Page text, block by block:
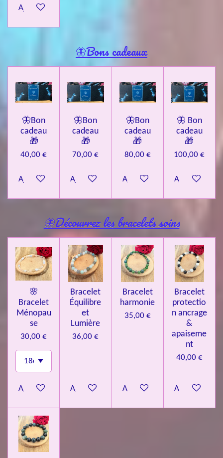
Ajouter au panier
🦋Bons cadeaux
🦋Bon
cadeau
🎁
40,00 €
Ajouter au panier
🦋Bon
cadeau
🎁
70,00 €
Ajouter au panier
🦋Bon
cadeau
🎁
80,00 €
Ajouter au panier
🦋 Bon
cadeau
🎁
100,00 €
Ajouter au
🦋Découvrez les bracelets soins
🌸
Bracelet
Ménopau
se
30,00 €
Ajouter au panier
Bracelet
Équilibre
et
Lumière
36,00 €
Ajouter au panier
Bracelet
harmonie
35,00 €
Ajouter au panier
Bracelet
protectio
n ancrage
&
apaiseme
nt
40,00 €
Ajouter au